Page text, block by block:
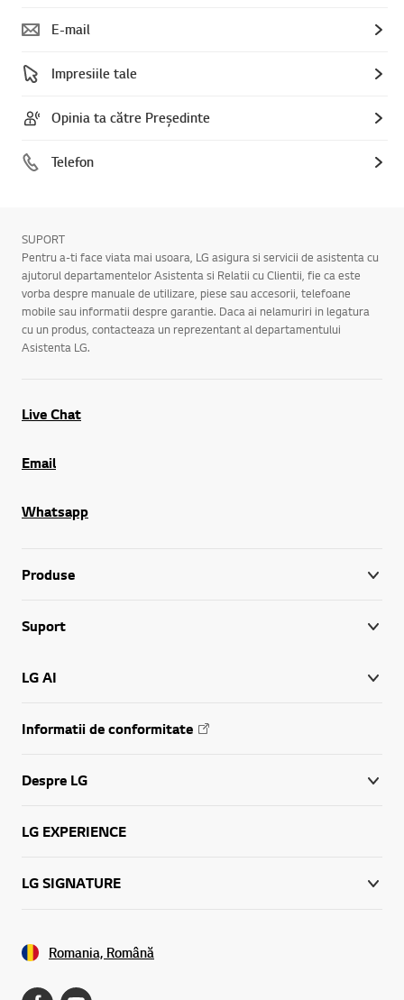
E-mail
Impresiile tale
Opinia ta către Președinte
Telefon
SUPORT
Pentru a-ti face viata mai usoara, LG asigura si servicii de asistenta cu
ajutorul departamentelor Asistenta si Relatii cu Clientii, fie ca este
vorba despre manuale de utilizare, piese sau accesorii, telefoane
mobile sau informatii despre garantie. Daca ai nelamuriri in legatura
cu un produs, contacteaza un reprezentant al departamentului
Asistenta LG.
Live Chat
Email
Whatsapp
Produse
Suport
LG AI
Informatii de conformitate
Despre LG
LG EXPERIENCE
LG SIGNATURE
Romania, Română